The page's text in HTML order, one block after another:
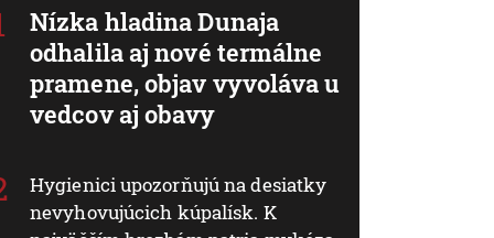
Nízka hladina Dunaja
odhalila aj nové termálne
pramene, objav vyvoláva u
vedcov aj obavy
Hygienici upozorňujú na desiatky
nevyhovujúcich kúpalísk. K